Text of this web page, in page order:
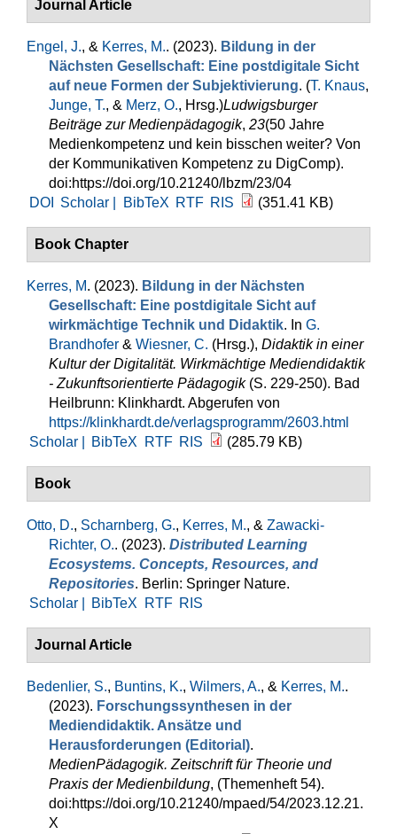
Journal Article
Engel, J., & Kerres, M.. (2023). Bildung in der
Nächsten Gesellschaft: Eine postdigitale Sicht
auf neue Formen der Subjektivierung. (T. Knaus,
Junge, T., & Merz, O., Hrsg.)Ludwigsburger
Beiträge zur Medienpädagogik, 23(50 Jahre
Medienkompetenz und kein bisschen weiter? Von
der Kommunikativen Kompetenz zu DigComp).
doi:https://doi.org/10.21240/lbzm/23/04
DOI
Scholar | BibTeX RTF RIS (351.41 KB)
Book Chapter
Kerres, M. (2023). Bildung in der Nächsten
Gesellschaft: Eine postdigitale Sicht auf
wirkmächtige Technik und Didaktik. In G.
Brandhofer & Wiesner, C. (Hrsg.), Didaktik in einer
Kultur der Digitalität. Wirkmächtige Mediendidaktik
- Zukunftsorientierte Pädagogik(S. 229-250). Bad
Heilbrunn: Klinkhardt. Abgerufen von
https://klinkhardt.de/verlagsprogramm/2603.html
Scholar |
BibTeX RTF RIS (285.79 KB)
Book
Otto, D., Scharnberg, G., Kerres, M., & Zawacki-
Richter, O.. (2023). Distributed Learning
Ecosystems. Concepts, Resources, and
Repositories. Berlin: Springer Nature.
Scholar |
BibTeX RTF RIS
Journal Article
Bedenlier, S., Buntins, K., Wilmers, A., & Kerres, M..
(2023). Forschungssynthesen in der
Mediendidaktik. Ansätze und
Herausforderungen (Editorial).
MedienPädagogik. Zeitschrift für Theorie und
Praxis der Medienbildung, (Themenheft 54).
doi:https://doi.org/10.21240/mpaed/54/2023.12.21.
X